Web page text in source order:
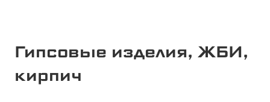
Гипсовые изделия, ЖБИ,
кирпич